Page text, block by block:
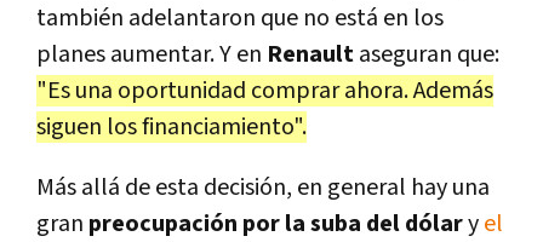
también adelantaron que no está en los
planes aumentar. Y en Renaultaseguran que:
"Es una oportunidad comprar ahora. Además
siguen los financiamiento".
Más allá de esta decisión, en general hay una
gran preocupación por la suba del dólaryel